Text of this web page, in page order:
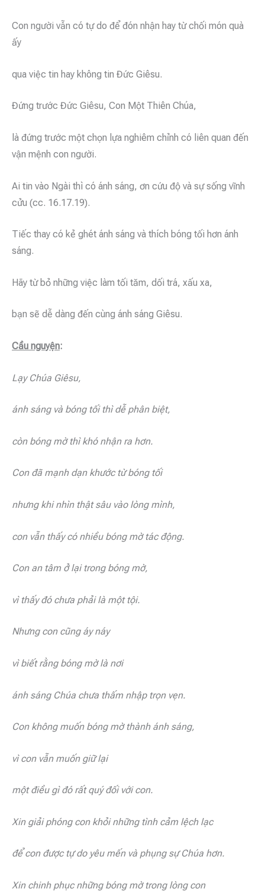
Con người vẫn có tự do để đón nhận hay từ chối món quà
ấy
qua việc tin hay không tin Đức Giêsu.
Đứng trước Đức Giêsu, Con Một Thiên Chúa,
là đứng trước một chọn lựa nghiêm chỉnh có liên quan đến
vận mệnh con người.
Ai tin vào Ngài thì có ánh sáng, ơn cứu độ và sự sống vĩnh
cửu (cc. 16.17.19).
Tiếc thay có kẻ ghét ánh sáng và thích bóng tối hơn ánh
sáng.
Hãy từ bỏ những việc làm tối tăm, dối trá, xấu xa,
bạn sẽ dễ dàng đến cùng ánh sáng Giêsu.
Cầu nguyện:
Lạy Chúa Giêsu,
ánh sáng và bóng tối thì dễ phân biệt,
còn bóng mờ thì khó nhận ra hơn.
Con đã mạnh dạn khước từ bóng tối
nhưng khi nhìn thật sâu vào lòng mình,
con vẫn thấy có nhiều bóng mờ tác động.
Con an tâm ở lại trong bóng mờ,
vì thấy đó chưa phải là một tội.
Nhưng con cũng áy náy
vì biết rằng bóng mờ là nơi
ánh sáng Chúa chưa thấm nhập trọn vẹn.
Con không muốn bóng mờ thành ánh sáng,
vì con vẫn muốn giữ lại
một điều gì đó rất quý đối với con.
Xin giải phóng con khỏi những tình cảm lệch lạc
để con được tự do yêu mến và phụng sự Chúa hơn.
Xin chinh phục những bóng mờ trong lòng con